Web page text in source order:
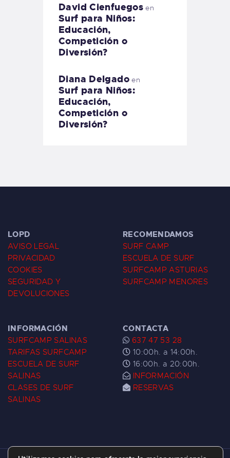
David Cienfuegos en
Surf para Niños:
Educación,
Competición o
Diversión?
Diana Delgadoen
Surf para Niños:
Educación,
Competición o
Diversión?
LOPD
AVISO LEGAL
PRIVACIDAD
COOKIES
SEGURIDAD Y
DEVOLUCIONES
RECOMENDAMOS
SURF CAMP
ESCUELA DE SURF
SURFCAMP ASTURIAS
SURFCAMP MENORES
INFORMACIÓN
SURFCAMP SALINAS
TARIFAS SURFCAMP
ESCUELA DE SURF
SALINAS
CLASES DE SURF
SALINAS
CONTACTA
637 47 53 28
10:00h. a 14:00h.
16:00h. a 20:00h.
INFORMACIÓN
RESERVAS